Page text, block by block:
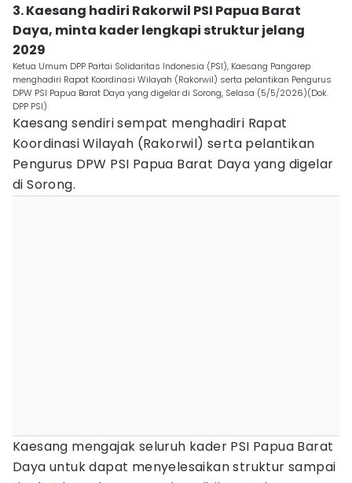
3. Kaesang hadiri Rakorwil PSI Papua Barat
Daya, minta kader lengkapi struktur jelang
2029
Ketua Umum DPP Partai Solidaritas Indonesia (PSI), Kaesang Pangarep
menghadiri Rapat Koordinasi Wilayah (Rakorwil) serta pelantikan Pengurus
DPW PSI Papua Barat Daya yang digelar di Sorong, Selasa (5/5/2026)(Dok.
DPP PSI)
Kaesang sendiri sempat menghadiri Rapat
Koordinasi Wilayah (Rakorwil) serta pelantikan
Pengurus DPW PSI Papua Barat Daya yang digelar
di Sorong.
Kaesang mengajak seluruh kader PSI Papua Barat
Daya untuk dapat menyelesaikan struktur sampai